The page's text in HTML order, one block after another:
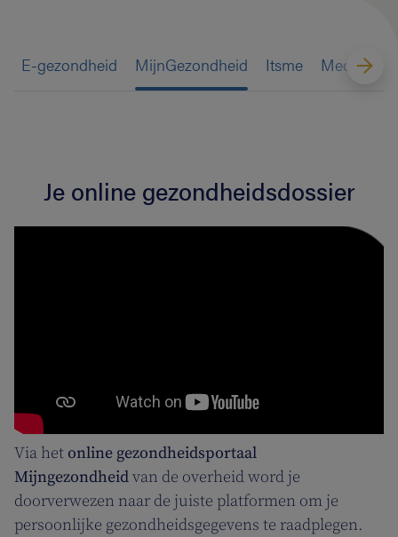
E-gezondheid MijnGezondheid Itsme Medische
Je online gezondheidsdossier
Via het online gezondheidsportaal
Mijngezondheidvan de overheid word je
doorverwezen naar de juiste platformen om je
persoonlijke gezondheidsgegevens te raadplegen.